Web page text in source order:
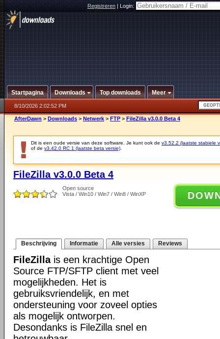
Registreren|Login:
Startpagina Downloads Top downloads Meer
8/10/2026 2:02:52 PM
AfterDawn > Downloads > Netwerk > FTP > FileZilla v3.0.0 Beta 4
Dit is een oude versie van deze software. Je kunt ook de v3.52.2 (laatste stabiele
of de v3.42.0 RC 1 (laatste beta versie)
FileZilla v3.0.0 Beta 4
Open source
Vista / Win10 / Win7 / Win8 / WinXP
Beschrijving Informatie Alle versies Reviews
FileZillais een krachtige Open
Source FTP/SFTP client met veel
mogelijkheden. Het is
gebruiksvriendelijk, en met
ondersteuning voor zoveel opties
als mogelijk ontworpen.
Desondanks is FileZilla snel en